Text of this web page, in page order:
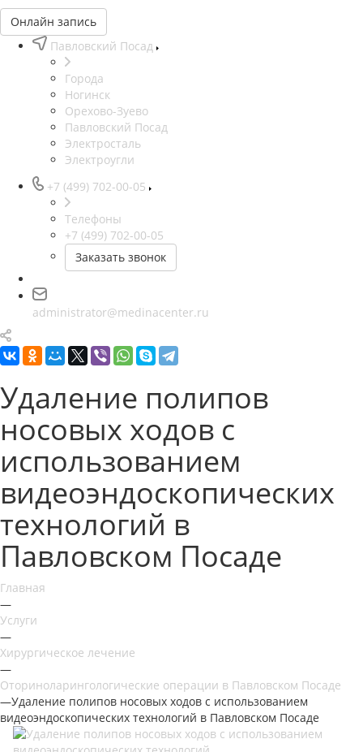
Онлайн запись
Павловский Посад
Города
Ногинск
Орехово-Зуево
Павловский Посад
Электросталь
Электроугли
+7 (499) 702-00-05
Телефоны
+7 (499) 702-00-05
Заказать звонок
administrator@medinacenter.ru
Удаление полипов
носовых ходов с
использованием
видеоэндоскопических
технологий в
Павловском Посаде
Главная
—
Услуги
—
Хирургическое лечение
—
Оториноларингологические операции в Павловском Посаде
—Удаление полипов носовых ходов с использованием
видеоэндоскопических технологий в Павловском Посаде